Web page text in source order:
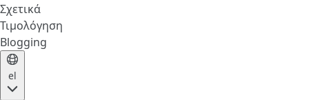
Σχετικά
Τιμολόγηση
Blogging
el